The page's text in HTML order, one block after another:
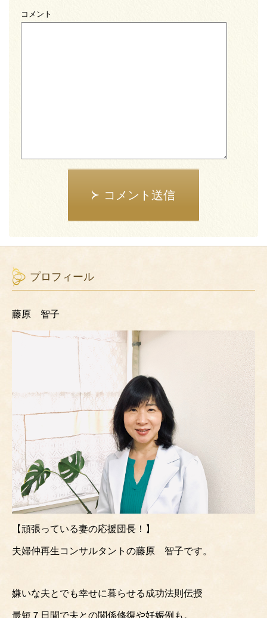
コメント
コメント送信
プロフィール
藤原 智子
【頑張っている妻の応援団長！】
夫婦仲再生コンサルタントの藤原 智子です。
嫌いな夫とでも幸せに暮らせる成功法則伝授
最短７日間で夫との関係修復や妊娠例も。